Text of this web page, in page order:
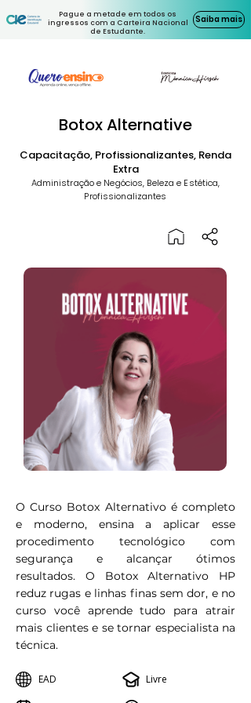
Pague a metade em todos os
ingressos com a Carteira Nacional
de Estudante.
Saiba mais
Botox Alternative
Capacitação, Profissionalizantes, Renda
Extra
Administração e Negócios, Beleza e Estética,
Profissionalizantes
O Curso Botox Alternativo é completo
e moderno, ensina a aplicar esse
procedimento tecnológico com
segurança e alcançar ótimos
resultados. O Botox Alternativo HP
reduz rugas e linhas finas sem dor, e no
curso você aprende tudo para atrair
mais clientes e se tornar especialista na
técnica.
EAD
Livre